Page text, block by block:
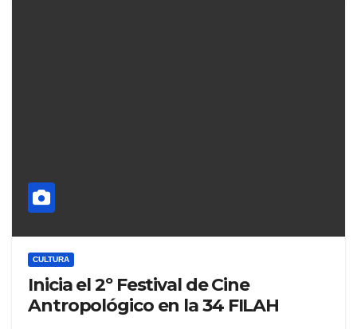
CULTURA
Inicia el 2º Festival de Cine
Antropológico en la 34 FILAH